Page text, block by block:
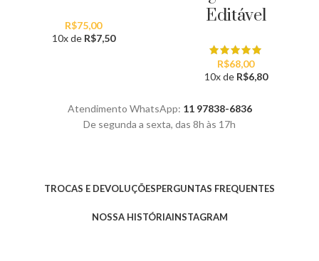
R$75,00
10x de R$7,50
Editável
R$68,00
10x de R$6,80
Atendimento WhatsApp: 11 97838-6836
De segunda a sexta, das 8h às 17h
TROCAS E DEVOLUÇÕESPERGUNTAS FREQUENTES
NOSSA HISTÓRIAINSTAGRAM